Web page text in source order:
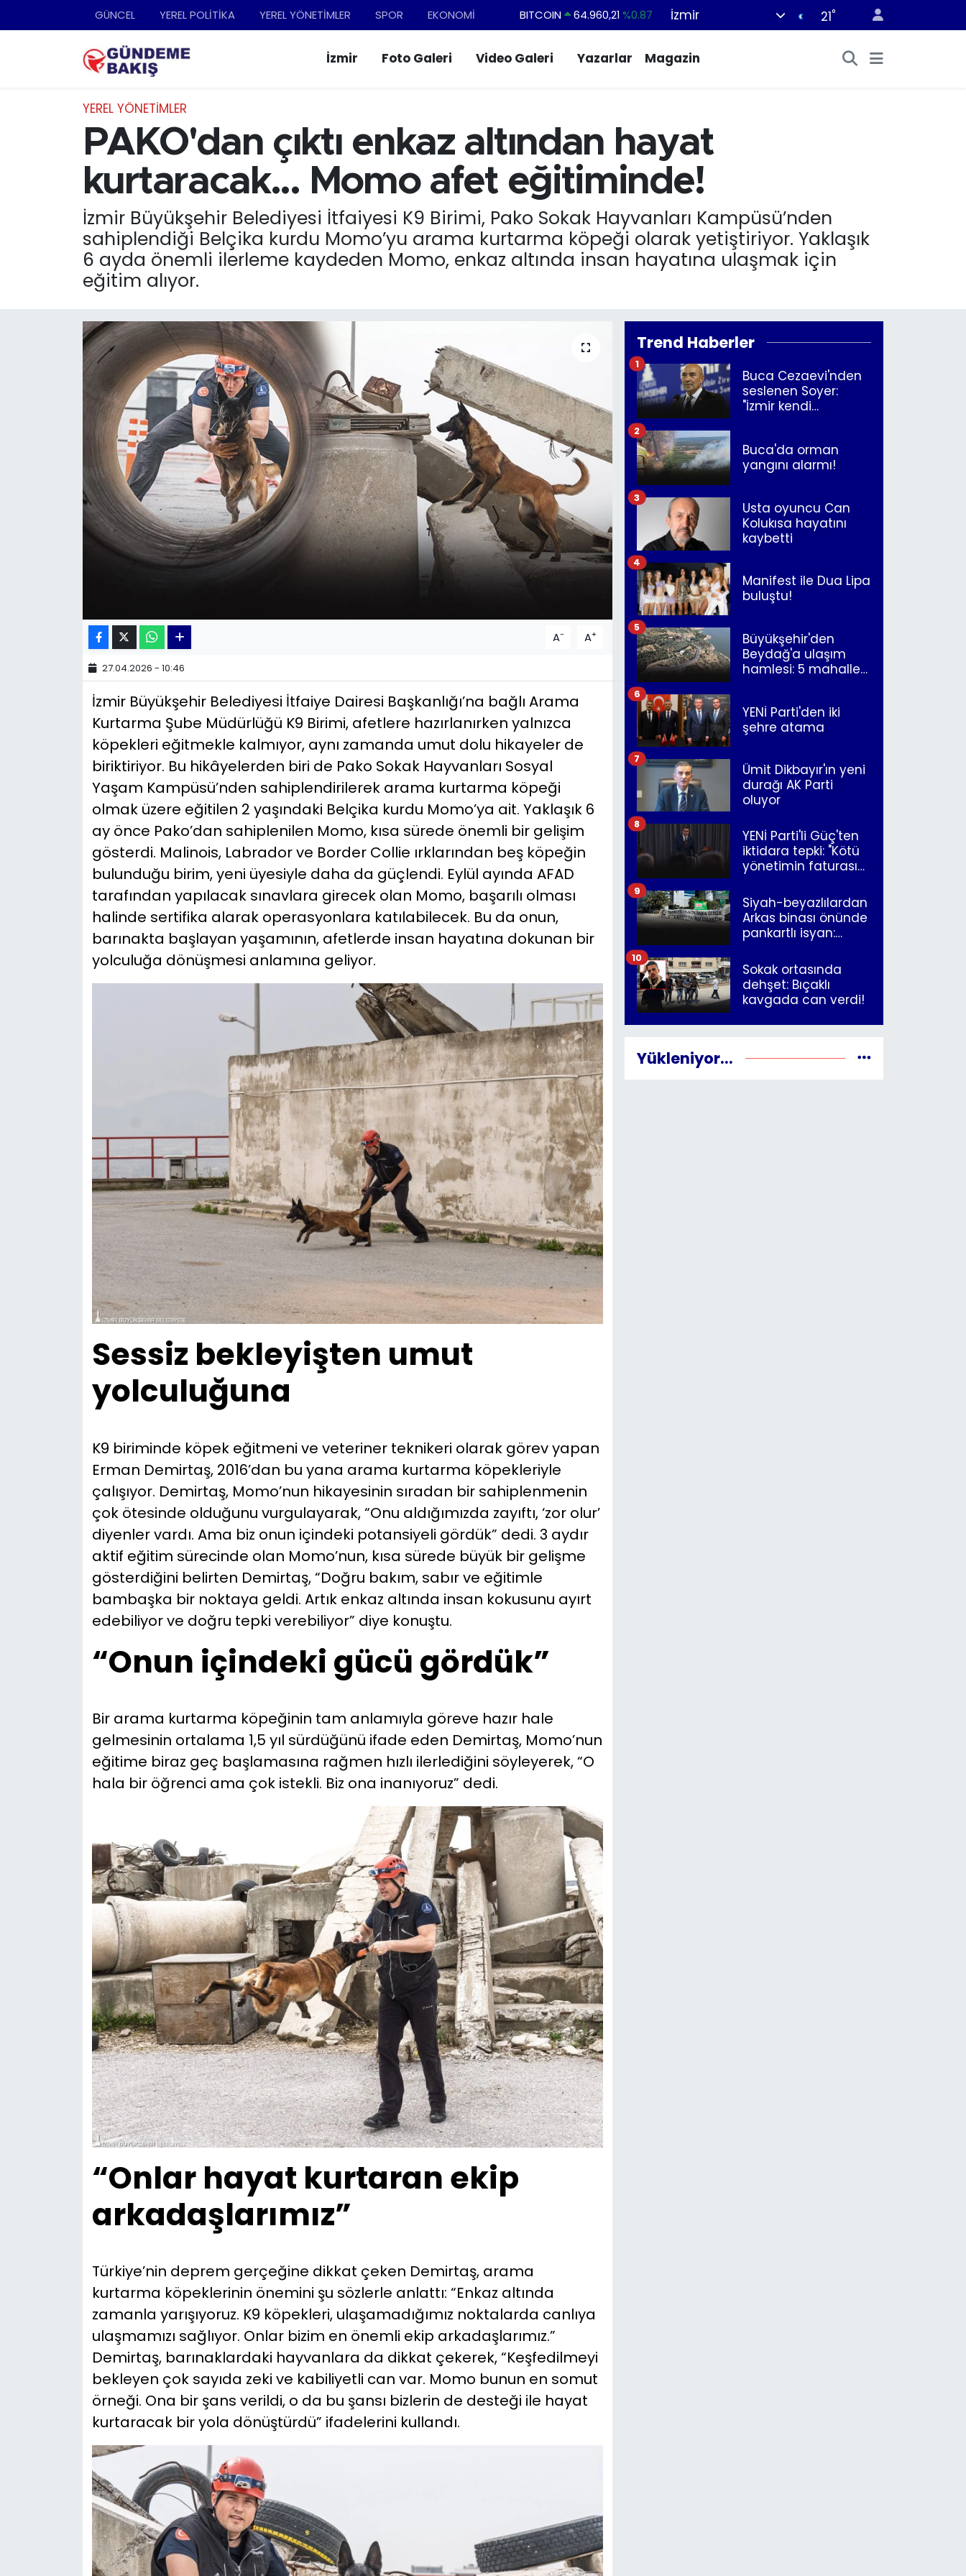
GÜNCEL YEREL POLİTİKA YEREL YÖNETİMLER SPOR EKONOMİ DOLAR 47,7436%0.18
STERLİN
64,4811 %0.38
BITCOIN
64.960,21 %0.87
İzmir 21°
İzmir Foto Galeri Video Galeri Yazarlar Magazin
YEREL YÖNETİMLER
PAKO'dan çıktı enkaz altından hayat
kurtaracak... Momo afet eğitiminde!
İzmir Büyükşehir Belediyesi İtfaiyesi K9 Birimi, Pako Sokak Hayvanları Kampüsü’nden
sahiplendiği Belçika kurdu Momo’yu arama kurtarma köpeği olarak yetiştiriyor. Yaklaşık
6 ayda önemli ilerleme kaydeden Momo, enkaz altında insan hayatına ulaşmak için
eğitim alıyor.
A- A+
27.04.2026 - 10:46
İzmir Büyükşehir Belediyesi İtfaiye Dairesi Başkanlığı’na bağlı Arama
Kurtarma Şube Müdürlüğü K9 Birimi, afetlere hazırlanırken yalnızca
köpekleri eğitmekle kalmıyor, aynı zamanda umut dolu hikayeler de
biriktiriyor. Bu hikâyelerden biri de Pako Sokak Hayvanları Sosyal
Yaşam Kampüsü’nden sahiplendirilerek arama kurtarma köpeği
olmak üzere eğitilen 2 yaşındaki Belçika kurdu Momo’ya ait. Yaklaşık 6
ay önce Pako’dan sahiplenilen Momo, kısa sürede önemli bir gelişim
gösterdi. Malinois, Labrador ve Border Collie ırklarından beş köpeğin
bulunduğu birim, yeni üyesiyle daha da güçlendi. Eylül ayında AFAD
tarafından yapılacak sınavlara girecek olan Momo, başarılı olması
halinde sertifika alarak operasyonlara katılabilecek. Bu da onun,
barınakta başlayan yaşamının, afetlerde insan hayatına dokunan bir
yolculuğa dönüşmesi anlamına geliyor.
Sessiz bekleyişten umut
yolculuğuna
K9 biriminde köpek eğitmeni ve veteriner teknikeri olarak görev yapan
Erman Demirtaş, 2016’dan bu yana arama kurtarma köpekleriyle
çalışıyor. Demirtaş, Momo’nun hikayesinin sıradan bir sahiplenmenin
çok ötesinde olduğunu vurgulayarak, “Onu aldığımızda zayıftı, ‘zor olur’
diyenler vardı. Ama biz onun içindeki potansiyeli gördük” dedi. 3 aydır
aktif eğitim sürecinde olan Momo’nun, kısa sürede büyük bir gelişme
gösterdiğini belirten Demirtaş, “Doğru bakım, sabır ve eğitimle
bambaşka bir noktaya geldi. Artık enkaz altında insan kokusunu ayırt
edebiliyor ve doğru tepki verebiliyor” diye konuştu.
“Onun içindeki gücü gördük”
Bir arama kurtarma köpeğinin tam anlamıyla göreve hazır hale
gelmesinin ortalama 1,5 yıl sürdüğünü ifade eden Demirtaş, Momo’nun
eğitime biraz geç başlamasına rağmen hızlı ilerlediğini söyleyerek, “O
hala bir öğrenci ama çok istekli. Biz ona inanıyoruz” dedi.
“Onlar hayat kurtaran ekip
arkadaşlarımız”
Türkiye’nin deprem gerçeğine dikkat çeken Demirtaş, arama
kurtarma köpeklerinin önemini şu sözlerle anlattı: “Enkaz altında
zamanla yarışıyoruz. K9 köpekleri, ulaşamadığımız noktalarda canlıya
ulaşmamızı sağlıyor. Onlar bizim en önemli ekip arkadaşlarımız.”
Demirtaş, barınaklardaki hayvanlara da dikkat çekerek, “Keşfedilmeyi
bekleyen çok sayıda zeki ve kabiliyetli can var. Momo bunun en somut
örneği. Ona bir şans verildi, o da bu şansı bizlerin de desteği ile hayat
kurtaracak bir yola dönüştürdü” ifadelerini kullandı.
Trend Haberler
Buca Cezaevi'nden
seslenen Soyer:
"İzmir kendi
1
Buca'da orman
yangını alarmı!
2
Usta oyuncu Can
Kolukısa hayatını
kaybetti
3
Manifest ile Dua Lipa
buluştu!
4
Büyükşehir'den
Beydağ'a ulaşım
hamlesi: 5 mahalle
5
YENİ Parti'den iki
şehre atama
6
Ümit Dikbayır'ın yeni
durağı AK Parti
oluyor
7
YENİ Parti'li Güç'ten
iktidara tepki: "Kötü
yönetimin faturasını
8
Siyah-beyazlılardan
Arkas binası önünde
pankartlı isyan:
İzmir"
9
Sokak ortasında
dehşet: Bıçaklı
kavgada can verdi!
10
Yükleniyor...
Ankara
DÜNYA
EKONOMİ
English News
KÜLTÜR SANAT
POLİTİKA
Siyaset
YEREL POLİTİKA
YEREL YÖNETİMLER
Nöbetçi Eczaneler
Trafik Durumu
Süper Lig Puan Durumu ve Fikstür
Son Dakika Haberleri
Haber Arşivi